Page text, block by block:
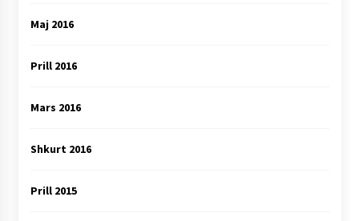
Maj 2016
Prill 2016
Mars 2016
Shkurt 2016
Prill 2015